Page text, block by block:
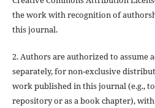
the work with recognition of
this journal.
2. Authors are authorized to assume
separately, for non-exclusive
work published in this journal (e.g.,
repository or as a book chapter),